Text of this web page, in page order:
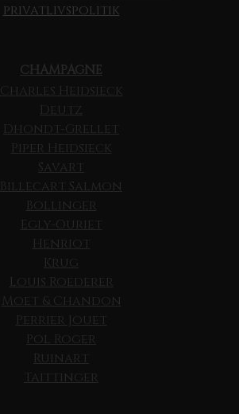
privatlivspolitik
CHAMPAGNE
Charles Heidsieck
Deutz
Dhondt-Grellet
Piper Heidsieck
Savart
Billecart Salmon
Bollinger
Egly-Ouriet
Henriot
Krug
Louis Roederer
Moet & Chandon
Perrier Jouet
Pol Roger
Ruinart
Taittinger